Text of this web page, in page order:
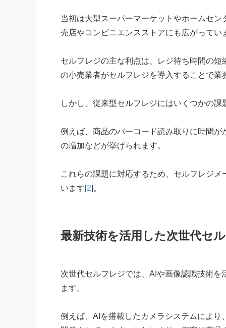
当初は大型スーパーマーケットやホームセ
売店やコンビニエンスストアにも広がってい
セルフレジの主な利点は、レジ待ち時間の
の小売業者がセルフレジを導入することで業
しかし、従来型セルフレジにはいくつかの課
例えば、商品のバーコード読み取りに時間
の増加などが挙げられます。
これらの課題に対応するため、セルフレジ
います[2]。
最新技術を活用した次世代セ
次世代セルフレジでは、AIや画像認識技術
ます。
例えば、AIを搭載したカメラシステムによ